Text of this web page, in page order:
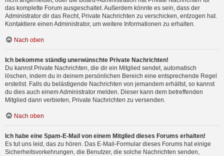
das komplette Forum ausgeschaltet. Außerdem könnte es sein, dass der
Administrator dir das Recht, Private Nachrichten zu verschicken, entzogen hat.
Kontaktiere einen Administrator, um weitere Informationen zu erhalten.
Nach oben
Ich bekomme ständig unerwünschte Private Nachrichten!
Du kannst Private Nachrichten, die dir ein Mitglied sendet, automatisch
löschen, indem du in deinem persönlichen Bereich eine entsprechende Regel
erstellst. Falls du belästigende Nachrichten von jemandem erhältst, so kannst
du dies auch einem Administrator melden. Dieser kann dem betreffenden
Mitglied dann verbieten, Private Nachrichten zu versenden.
Nach oben
Ich habe eine Spam-E-Mail von einem Mitglied dieses Forums erhalten!
Es tut uns leid, das zu hören. Das E-Mail-Formular dieses Forums hat einige
Sicherheitsvorkehrungen, die Benutzer, die solche Nachrichten senden,